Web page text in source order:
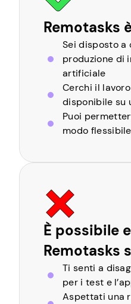
Remotasks
Sei disposto a
produzione di
artificiale
Cerchi il
disponibile su
Puoi
modo flessibile
È possibile
Remotasks
Ti senti a
per i test e
Aspettati una